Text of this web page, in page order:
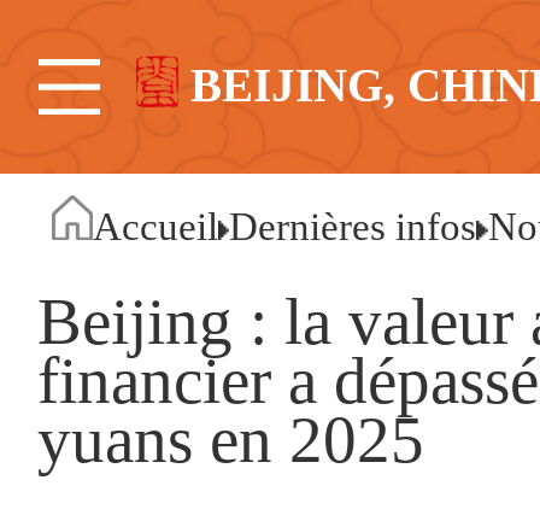
BEIJING,
Accueil Dernières infos
Beijing : la valeur
financier a
yuans en 2025